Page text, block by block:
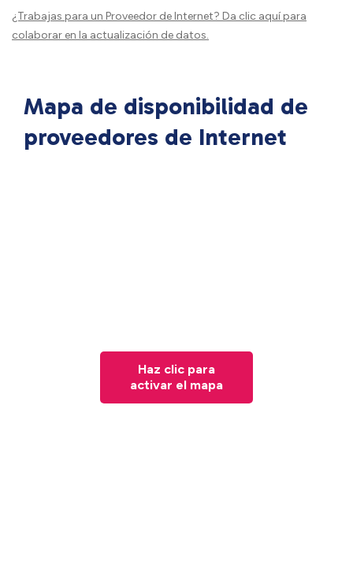
¿Trabajas para un Proveedor de Internet? Da clic aquípara
colaborar en la actualización de datos.
Mapa de disponibilidad de
proveedores de Internet
Haz clic para
activar el mapa